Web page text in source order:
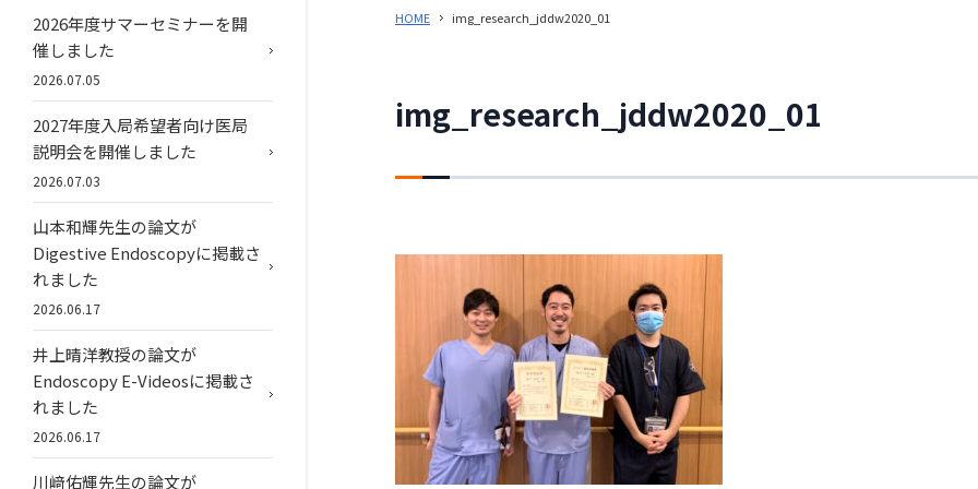
HOME img_research_jddw2020_01
img_research_jddw2020_01
2026年度サマーセミナーを開
催しました
2026.07.05
2027年度入局希望者向け医局
説明会を開催しました
2026.07.03
山本和輝先生の論文が
Digestive Endoscopyに掲載さ
れました
2026.06.17
井上晴洋教授の論文が
Endoscopy E-Videosに掲載さ
れました
2026.06.17
川﨑佑輝先生の論文が